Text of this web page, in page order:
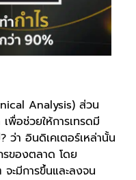
Analysis) ส่วน
พื่อช่วยให้การเทรดมี
ว่า อินดิเคเตอร์เหล่านั้น
ของตลาด โดย
ะมีการขึ้นและลงจน